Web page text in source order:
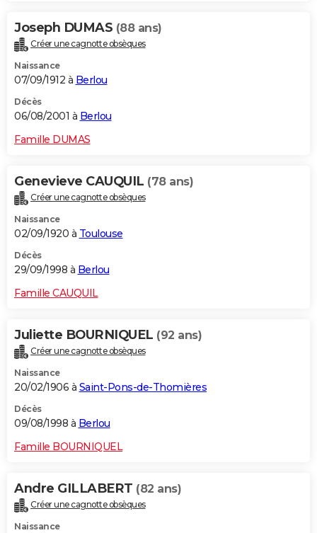
Joseph DUMAS (88 ans)
Créer une cagnotte obsèques
Naissance
07/09/1912 à Berlou
Décès
06/08/2001 à Berlou
Famille DUMAS
Genevieve CAUQUIL (78 ans)
Créer une cagnotte obsèques
Naissance
02/09/1920 à Toulouse
Décès
29/09/1998 à Berlou
Famille CAUQUIL
Juliette BOURNIQUEL (92 ans)
Créer une cagnotte obsèques
Naissance
20/02/1906 à Saint-Pons-de-Thomières
Décès
09/08/1998 à Berlou
Famille BOURNIQUEL
Andre GILLABERT (82 ans)
Créer une cagnotte obsèques
Naissance